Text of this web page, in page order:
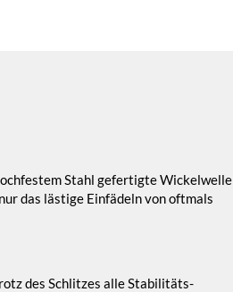
Stahl gefertigte Wickelwelle
das lästige Einfädeln von oftmals
des Schlitzes alle Stabilitäts-